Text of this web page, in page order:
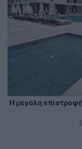
Η μεγάλη